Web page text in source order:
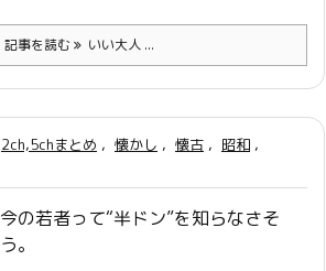
記事を読む いい大人 ...
2ch,5chまとめ , 懐かし , 懐古 , 昭和 ,
今の若者って“半ドン”を知らなさそ
う。